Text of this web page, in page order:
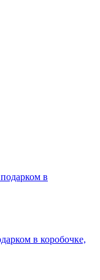
в коробочке,